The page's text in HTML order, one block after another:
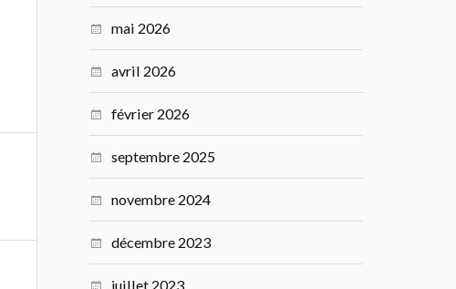
mai 2026
avril 2026
février 2026
septembre 2025
novembre 2024
décembre 2023
juillet 2023